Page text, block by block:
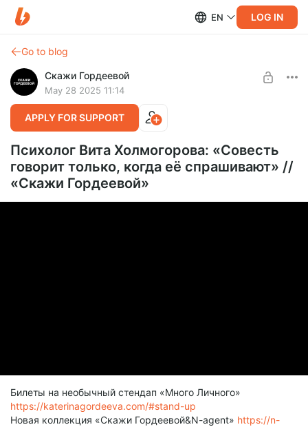
EN LOG IN
Go to blog
Скажи Гордеевой
May 28 2025 11:14
APPLY FOR SUPPORT
Психолог Вита Холмогорова: «Cовесть
говорит только, когда её спрашивают» //
«Cкажи Гордеевой»
Билеты на необычный стендап «Много Личного»
https://katerinagordeeva.com/#stand-up
Новая коллекция «Скажи Гордеевой&N-agent» https://n-